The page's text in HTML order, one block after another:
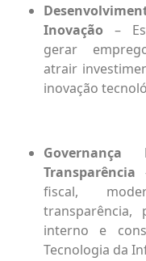
Inovação –
gerar
atrair
inovação
Transparência
fiscal,
transparência,
interno e
Tecnologia da